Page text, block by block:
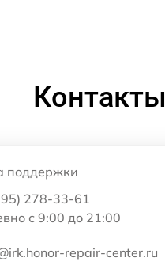
Контакты
поддержки
278-33-61
с 9:00 до 21:00
repair-center.ru